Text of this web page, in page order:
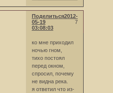
Поделиться
7
2012-
05-19
03:08:03
ко мне приходил
ночью гном,
тихо постоял
перед окном,
спросил, почему
не видна река.
я ответил что из-